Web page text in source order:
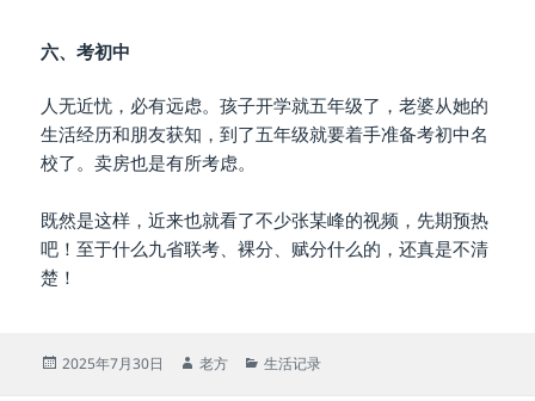
六、考初中
人无近忧，必有远虑。孩子开学就五年级了，老婆从她的
生活经历和朋友获知，到了五年级就要着手准备考初中名
校了。卖房也是有所考虑。
既然是这样，近来也就看了不少张某峰的视频，先期预热
吧！至于什么九省联考、裸分、赋分什么的，还真是不清
楚！
发
2025年7月30日
作
老方
分
生活记录